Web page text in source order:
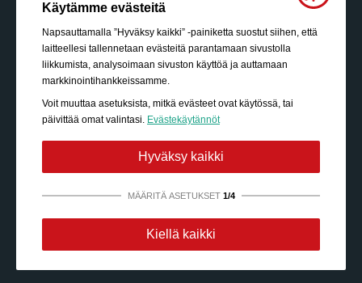
Käytämme evästeitä
Napsauttamalla ”Hyväksy kaikki” -painiketta suostut siihen, että
laitteellesi tallennetaan evästeitä parantamaan sivustolla
liikkumista, analysoimaan sivuston käyttöä ja auttamaan
markkinointihankkeissamme.
Voit muuttaa asetuksista, mitkä evästeet ovat käytössä, tai
päivittää omat valintasi. Evästekäytännöt
Hyväksy kaikki
MÄÄRITÄ ASETUKSET 1/4
Ehdottoman välttämättömiä:
Nämä evästeet ovat
Kiellä kaikki